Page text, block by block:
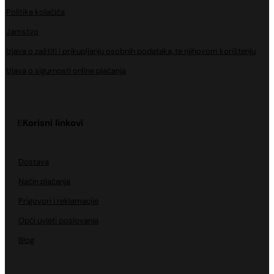
Politika kolačića
Jamstvo
Izjava o zaštiti i prikupljanju osobnih podataka, te njihovom korištenju
Izjava o sigurnosti online plaćanja
Korisni linkovi
Dostava
Način plaćanja
Prigovori i reklamacije
Opći uvjeti poslovanja
Blog